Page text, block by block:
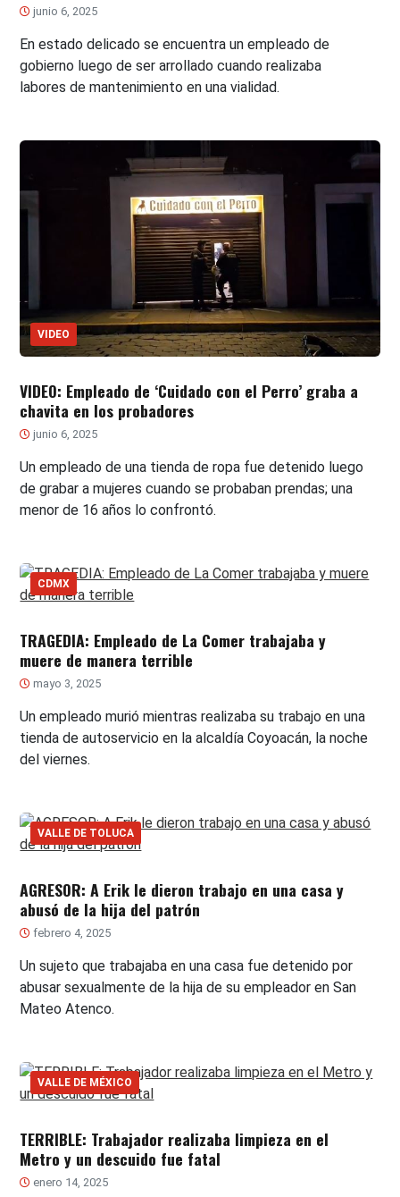
junio 6, 2025
En estado delicado se encuentra un empleado de
gobierno luego de ser arrollado cuando realizaba
labores de mantenimiento en una vialidad.
VIDEO
VIDEO: Empleado de ‘Cuidado con el Perro’ graba a
chavita en los probadores
junio 6, 2025
Un empleado de una tienda de ropa fue detenido luego
de grabar a mujeres cuando se probaban prendas; una
menor de 16 años lo confrontó.
CDMX
TRAGEDIA: Empleado de La Comer trabajaba y
muere de manera terrible
mayo 3, 2025
Un empleado murió mientras realizaba su trabajo en una
tienda de autoservicio en la alcaldía Coyoacán, la noche
del viernes.
VALLE DE TOLUCA
AGRESOR: A Erik le dieron trabajo en una casa y
abusó de la hija del patrón
febrero 4, 2025
Un sujeto que trabajaba en una casa fue detenido por
abusar sexualmente de la hija de su empleador en San
Mateo Atenco.
VALLE DE MÉXICO
TERRIBLE: Trabajador realizaba limpieza en el
Metro y un descuido fue fatal
enero 14, 2025